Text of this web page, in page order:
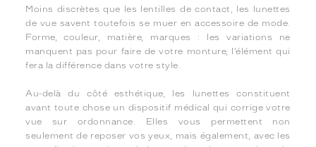
Moins discrètes que les lentilles de contact, les lunettes
de vue savent toutefois se muer en accessoire de mode.
Forme, couleur, matière, marques : les variations ne
manquent pas pour faire de votre monture, l’élément qui
fera la différence dans votre style.
Au-delà du côté esthétique, les lunettes constituent
avant toute chose un dispositif médical qui corrige votre
vue sur ordonnance. Elles vous permettent non
seulement de reposer vos yeux, mais également, avec les